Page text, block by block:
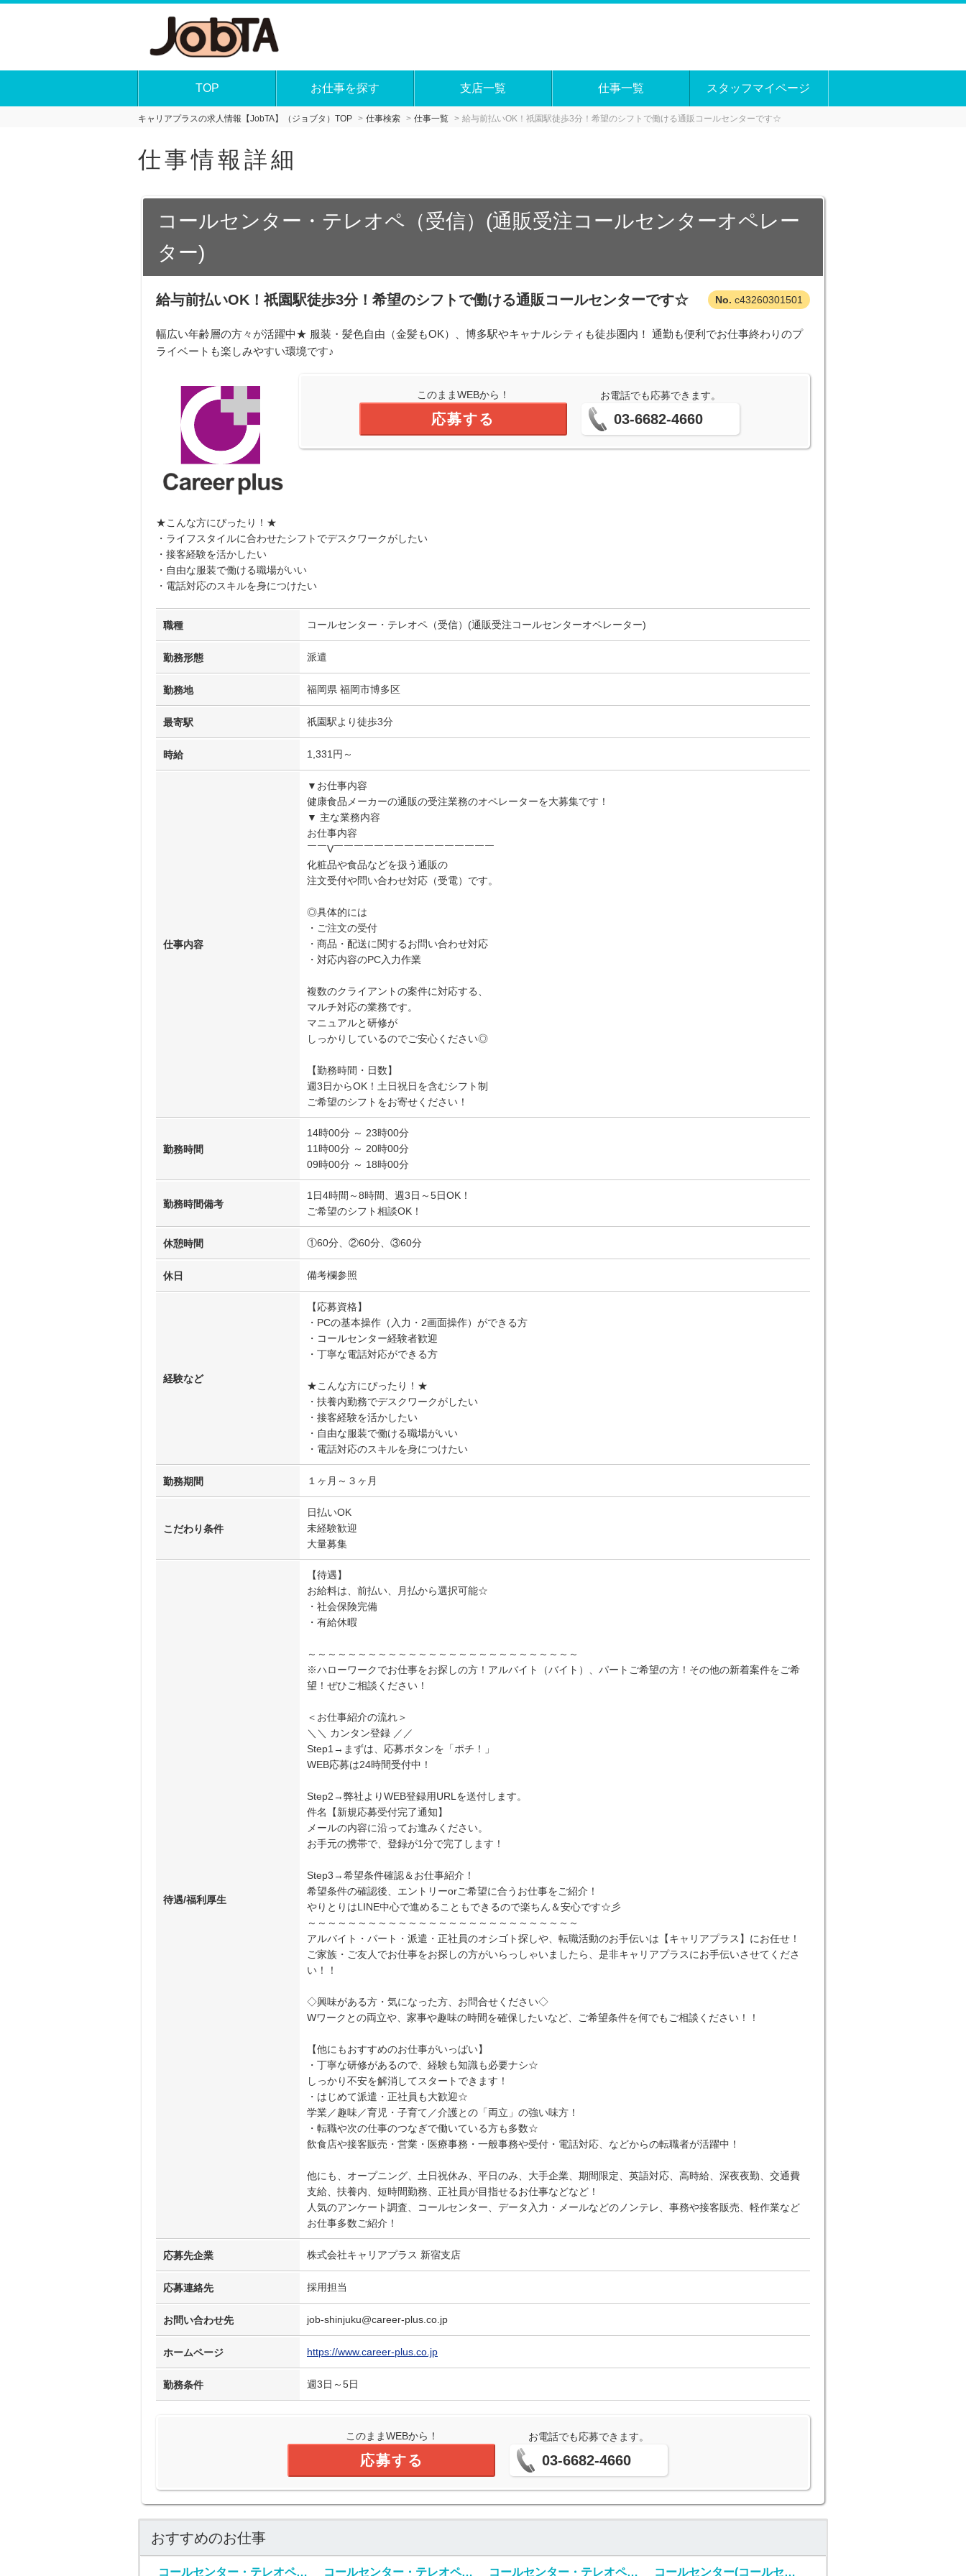
TOP お仕事を探す 支店一覧 仕事一覧 スタッフマイページ
キャリアプラスの求人情報【JobTA】（ジョブタ）TOP 仕事検索 仕事一覧 給与前払いOK！祇園駅徒歩3分！希望のシフトで働ける通販コールセンターです☆
仕事情報詳細
コールセンター・テレオペ（受信）(通販受注コールセンターオペレー
ター)
c43260301501
給与前払いOK！祇園駅徒歩3分！希望のシフトで働ける通販コールセンターです☆
幅広い年齢層の方々が活躍中★ 服装・髪色自由（金髪もOK）、博多駅やキャナルシティも徒歩圏内！ 通勤も便利でお仕事終わりのプ
ライベートも楽しみやすい環境です♪
このままWEBから！
応募する
お電話でも応募できます。
03-6682-4660
★こんな方にぴったり！★
・ライフスタイルに合わせたシフトでデスクワークがしたい
・接客経験を活かしたい
・自由な服装で働ける職場がいい
・電話対応のスキルを身につけたい
職種 コールセンター・テレオペ（受信）(通販受注コールセンターオペレーター)
勤務形態 派遣
勤務地 福岡県 福岡市博多区
最寄駅 祇園駅より徒歩3分
時給 1,331円～
仕事内容
▼お仕事内容
健康食品メーカーの通販の受注業務のオペレーターを大募集です！
▼ 主な業務内容
お仕事内容
￣￣V￣￣￣￣￣￣￣￣￣￣￣￣￣￣￣￣
化粧品や食品などを扱う通販の
注文受付や問い合わせ対応（受電）です。
◎具体的には
・ご注文の受付
・商品・配送に関するお問い合わせ対応
・対応内容のPC入力作業
複数のクライアントの案件に対応する、
マルチ対応の業務です。
マニュアルと研修が
しっかりしているのでご安心ください◎
【勤務時間・日数】
週3日からOK！土日祝日を含むシフト制
ご希望のシフトをお寄せください！
勤務時間
14時00分 ～ 23時00分
11時00分 ～ 20時00分
09時00分 ～ 18時00分
勤務時間備考
1日4時間～8時間、週3日～5日OK！
ご希望のシフト相談OK！
休憩時間 ①60分、②60分、③60分
休日 備考欄参照
経験など
【応募資格】
・PCの基本操作（入力・2画面操作）ができる方
・コールセンター経験者歓迎
・丁寧な電話対応ができる方
★こんな方にぴったり！★
・扶養内勤務でデスクワークがしたい
・接客経験を活かしたい
・自由な服装で働ける職場がいい
・電話対応のスキルを身につけたい
勤務期間 １ヶ月～３ヶ月
こだわり条件
日払いOK
未経験歓迎
大量募集
待遇/福利厚生
【待遇】
お給料は、前払い、月払から選択可能☆
・社会保険完備
・有給休暇
～～～～～～～～～～～～～～～～～～～～～～～～～～～
※ハローワークでお仕事をお探しの方！アルバイト（バイト）、パートご希望の方！その他の新着案件をご希
望！ぜひご相談ください！
＜お仕事紹介の流れ＞
＼＼ カンタン登録 ／／
Step1→まずは、応募ボタンを「ポチ！」
WEB応募は24時間受付中！
Step2→弊社よりWEB登録用URLを送付します。
件名【新規応募受付完了通知】
メールの内容に沿ってお進みください。
お手元の携帯で、登録が1分で完了します！
Step3→希望条件確認＆お仕事紹介！
希望条件の確認後、エントリーorご希望に合うお仕事をご紹介！
やりとりはLINE中心で進めることもできるので楽ちん＆安心です☆彡
～～～～～～～～～～～～～～～～～～～～～～～～～～～
アルバイト・パート・派遣・正社員のオシゴト探しや、転職活動のお手伝いは【キャリアプラス】にお任せ！
ご家族・ご友人でお仕事をお探しの方がいらっしゃいましたら、是非キャリアプラスにお手伝いさせてくださ
い！！
◇興味がある方・気になった方、お問合せください◇
Wワークとの両立や、家事や趣味の時間を確保したいなど、ご希望条件を何でもご相談ください！！
【他にもおすすめのお仕事がいっぱい】
・丁寧な研修があるので、経験も知識も必要ナシ☆
しっかり不安を解消してスタートできます！
・はじめて派遣・正社員も大歓迎☆
学業／趣味／育児・子育て／介護との「両立」の強い味方！
・転職や次の仕事のつなぎで働いている方も多数☆
飲食店や接客販売・営業・医療事務・一般事務や受付・電話対応、などからの転職者が活躍中！
他にも、オープニング、土日祝休み、平日のみ、大手企業、期間限定、英語対応、高時給、深夜夜勤、交通費
支給、扶養内、短時間勤務、正社員が目指せるお仕事などなど！
人気のアンケート調査、コールセンター、データ入力・メールなどのノンテレ、事務や接客販売、軽作業など
お仕事多数ご紹介！
応募先企業 株式会社キャリアプラス 新宿支店
応募連絡先 採用担当
お問い合わせ先 job-shinjuku@career-plus.co.jp
ホームページ https://www.career-plus.co.jp
勤務条件 週3日～5日
このままWEBから！
応募する
お電話でも応募できます。
03-6682-4660
おすすめのお仕事
コールセンター・テレオペ（受信）(生命保険の契約者問い合わせ窓口/7月1日入社) コールセンター・テレオペ（受信）(業務用スマートフォンに関する紛失等問い合わせ窓口) コールセンター・テレオペ（受信）(代理店からの各種問合せ電話対応業務) コールセンター(コールセンタースタッフ)